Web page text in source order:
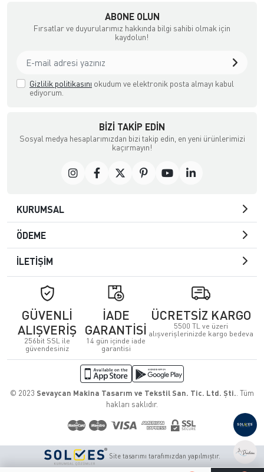
ABONE OLUN
Fırsatlar ve duyurularımız hakkında bilgi sahibi olmak için
kaydolun!
Gizlilik politikasını okudum ve elektronik posta almayı kabul
ediyorum.
BIZI TAKIP EDIN
Sosyal medya hesaplarımızdan bizi takip edin, en yeni ürünlerimizi
kaçırmayın!
KURUMSAL
ÖDEME
İLETİŞİM
GÜVENLİ
ALIŞVERİŞ
256bit SSL ile
güvendesiniz
İADE
GARANTİSİ
14 gün içinde iade
garantisi
ÜCRETSİZ KARGO
5500 TL ve üzeri
alışverişlerinizde kargo bedeva
© 2023 Sevaycan Makina Tasarım ve Tekstil San. Tic. Ltd. Şti. . Tüm
hakları saklıdır.
Site tasarımı tarafımızdan yapılmıştır.